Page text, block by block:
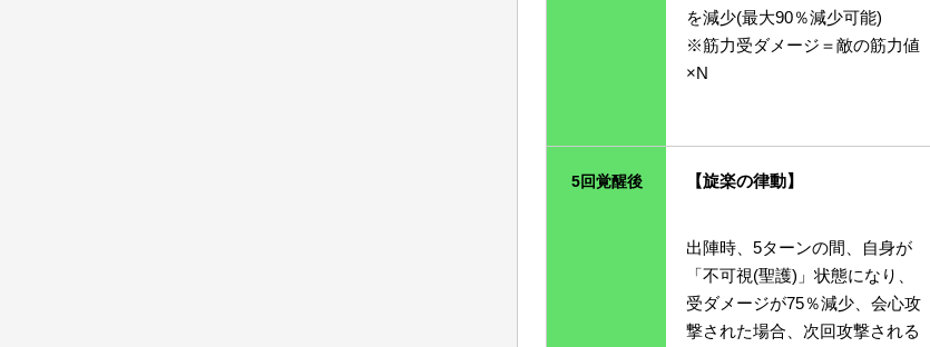
を減少(最大90％減少可能)
※筋力受ダメージ＝敵の筋力値
×N
5回覚醒後 【旋楽の律動】
出陣時、5ターンの間、自身が
「不可視(聖護)」状態になり、
受ダメージが75％減少、会心攻
撃された場合、次回攻撃される